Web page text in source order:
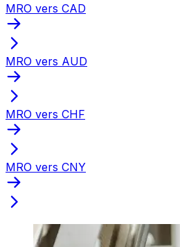
MRO vers CAD
MRO vers AUD
MRO vers CHF
MRO vers CNY